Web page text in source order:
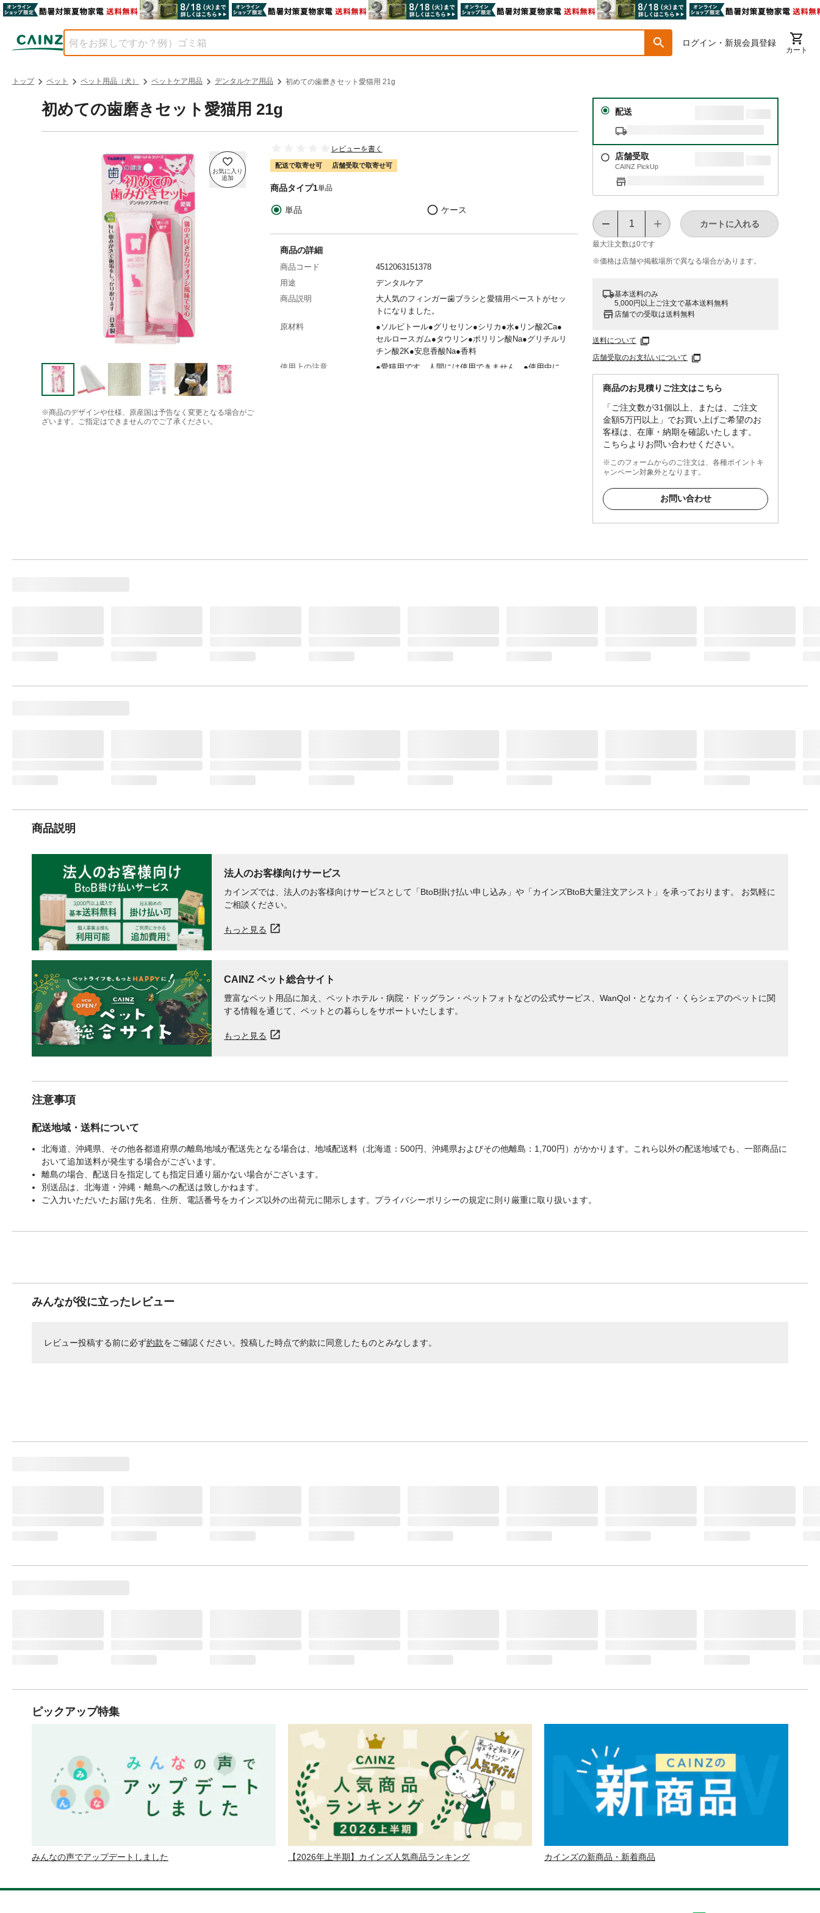
ログイン・新規会員登録
カート
トップ ペット ペット用品（犬） ペットケア用品 デンタルケア用品 初めての歯磨きセット愛猫用 21g
初めての歯磨きセット愛猫用 21g
※商品のデザインや仕様、原産国は予告なく変更となる場合がご
ざいます。ご指定はできませんのでご了承ください。
レビューを書く
配送で取寄せ可 店舗受取で取寄せ可
商品タイプ1単品
単品 ケース
配送
店舗受取
CAINZ PickUp
最大注文数は0です
カートに入れる
※価格は​店舗や​掲載場所で​異なる​場合が​あります。
基本送料のみ
5,000円以上ご注文で基本送料無料
店舗での受取は送料無料
送料について
店舗受取のお支払いについて
商品のお見積りご注文はこちら
「ご注文数が31個以上、または、ご注文
金額5万円以上」でお買い上げご希望のお
客様は、在庫・納期を確認いたします。
こちらよりお問い合わせください。
※このフォームからのご注文は、各種ポイントキ
ャンペーン対象外となります。
お問い合わせ
商品の詳細
商品コード
4512063151378
用途
デンタルケア
商品説明
大人気のフィンガー歯ブラシと愛猫用ペーストがセッ
トになりました。
原材料
●ソルビトール●グリセリン●シリカ●水●リン酸2Ca●
セルロースガム●タウリン●ポリリン酸Na●グリチルリ
チン酸2K●安息香酸Na●香料
使用上の注意
●愛猫用です。人間には使用できません。●使用中に
商品説明
法人のお客様向けサービス
カインズでは、法人のお客様向けサービスとして「BtoB掛け払い申し込み」や「カインズBtoB大量注文アシスト」を承っております。 お気軽に
ご相談ください。
もっと見る
CAINZ ペット総合サイト
豊富なペット用品に加え、ペットホテル・病院・ドッグラン・ペットフォトなどの公式サービス、WanQol・となカイ・くらシェアのペットに関
する情報を通じて、ペットとの暮らしをサポートいたします。
もっと見る
注意事項
配送地域・送料について
北海道、沖縄県、その他各都道府県の離島地域が配送先となる場合は、地域配送料（北海道：500円、沖縄県およびその他離島：1,700円）がかかります。これら以外の配送地域でも、一部商品に
おいて追加送料が発生する場合がございます。
離島の場合、配送日を指定しても指定日通り届かない場合がございます。
別送品は、北海道・沖縄・離島への配送は致しかねます。
ご入力いただいたお届け先名、住所、電話番号をカインズ以外の出荷元に開示します。プライバシーポリシーの規定に則り厳重に取り扱います。
みんなが役に立ったレビュー
レビュー投稿する前に必ず約款をご確認ください。投稿した時点で約款に同意したものとみなします。
ピックアップ特集
みんなの声でアップデートしました 【2026年上半期】カインズ人気商品ランキング カインズの新商品・新着商品